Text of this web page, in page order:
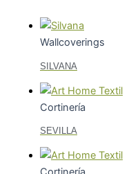
Amigable
para
Color
+
Wallcoverings
SILVANA
Cortinería
SEVILLA